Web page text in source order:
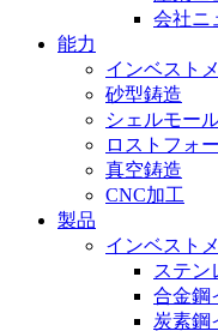
会社ニ
能力
インベスト
砂型鋳造
シェルモー
ロストフォ
真空鋳造
CNC加工
製品
インベスト
ステン
合金鋼
炭素鋼